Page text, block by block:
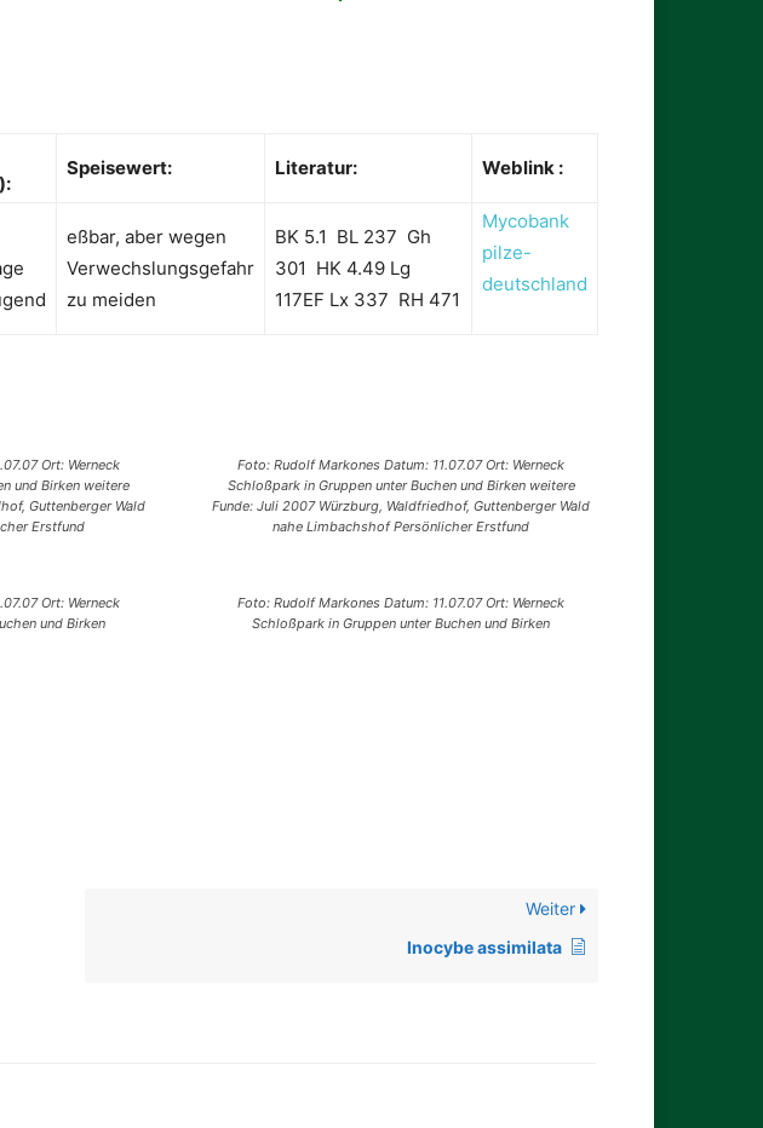
Speisewert: Literatur: Weblink :
eßbar, aber wegen
Verwechslungsgefahr
zu meiden
BK 5.1 BL 237 Gh
301 HK 4.49 Lg
117EF Lx 337 RH 471
Mycobank
pilze-
deutschland
Ort: Werneck
und Birken weitere
Guttenberger Wald
Erstfund
Foto: Rudolf Markones Datum: 11.07.07 Ort: Werneck
Schloßpark in Gruppen unter Buchen und Birken weitere
Funde: Juli 2007 Würzburg, Waldfriedhof, Guttenberger Wald
nahe Limbachshof Persönlicher Erstfund
Ort: Werneck
und Birken
Foto: Rudolf Markones Datum: 11.07.07 Ort: Werneck
Schloßpark in Gruppen unter Buchen und Birken
Weiter
Inocybe assimilata